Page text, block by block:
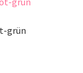
grün